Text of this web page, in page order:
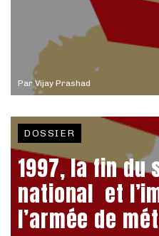
ParVijay Prashad
DOSSIER
1997, la fin du
national et
l’armée de